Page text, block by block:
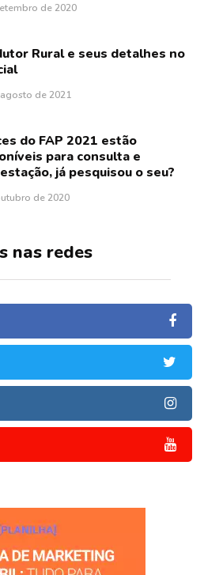
de 2020
Rural e seus detalhes no
de 2021
do FAP 2021 estão
para consulta e
já pesquisou o seu?
de 2020
nas redes